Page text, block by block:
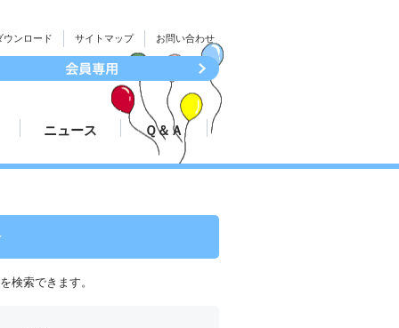
ウンロード サイトマップ お問い合わせ
て
ニュース
プレスリリース
大会結果速報
Ｑ＆Ａ
検索できます。